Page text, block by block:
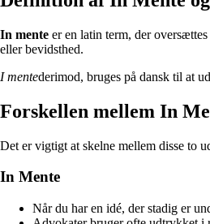
In mente er en latin term, der
eller bevidsthed.
I mentederimod, bruges på dansk til at
Forskellen mellem In
Det er vigtigt at skelne mellem disse to
In Mente
Når du har en idé, der stadig er